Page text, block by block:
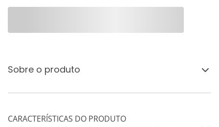
Sobre o produto
CARACTERÍSTICAS DO PRODUTO